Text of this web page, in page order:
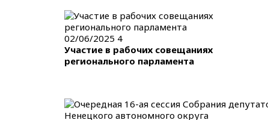
02/06/2025 4
Участие в рабочих совещаниях
регионального парламента